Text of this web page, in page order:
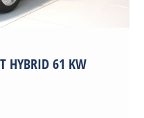
HYBRID 61 KW